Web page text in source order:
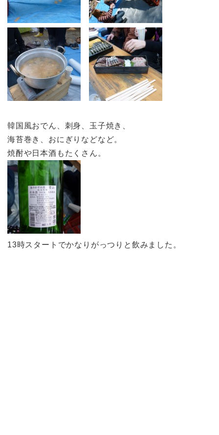
韓国風おでん、刺身、玉子焼き、
海苔巻き、おにぎりなどなど。
焼酎や日本酒もたくさん。
13時スタートでかなりがっつりと飲みました。